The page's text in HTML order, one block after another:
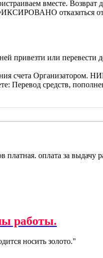
вместе. Возврат
отказаться
привезти или перевести
счета
Перевод средств,
платная. оплата за выдачу
работы.
носить золото."